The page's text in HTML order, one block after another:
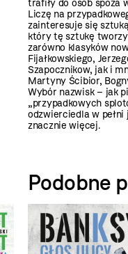
trafiły do osób spoza
Liczę na
zainteresuje się
który tę sztukę
zarówno klasyków
Fijałkowskiego,
Szapocznikow, jak i
Martyny Ścibior,
Wybór nazwisk – jak
„przypadkowych
odzwierciedla w
znacznie więcej.
Podobne